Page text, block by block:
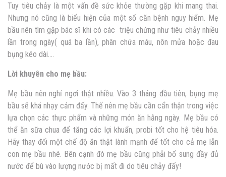
Tuy tiêu chảy là một vấn đề sức khỏe thường gặp khi mang thai.
Nhưng nó cũng là biểu hiện của một số căn bệnh nguy hiểm. Mẹ
bầu nên tìm gặp bác sĩ khi có các triệu chứng như tiêu chảy nhiều
lần trong ngày( quá ba lần), phân chứa máu, nôn mửa hoặc đau
bụng kéo dài….
Lời khuyên cho mẹ bầu:
Mẹ bầu nên nghỉ ngơi thật nhiều. Vào 3 tháng đầu tiên, bụng mẹ
bầu sẽ khá nhạy cảm đấy. Thế nên mẹ bầu cần cẩn thận trong việc
lựa chọn các thực phẩm và những món ăn hằng ngày. Mẹ bầu có
thể ăn sữa chua để tăng các lợi khuẩn, probi tốt cho hệ tiêu hóa.
Hãy thay đổi một chế độ ăn thật lành mạnh để tốt cho cả mẹ lẫn
con mẹ bầu nhé. Bên cạnh đó mẹ bầu cũng phải bổ sung đầy đủ
nước để bù vào lượng nước bị mất đi do tiêu chảy đấy!